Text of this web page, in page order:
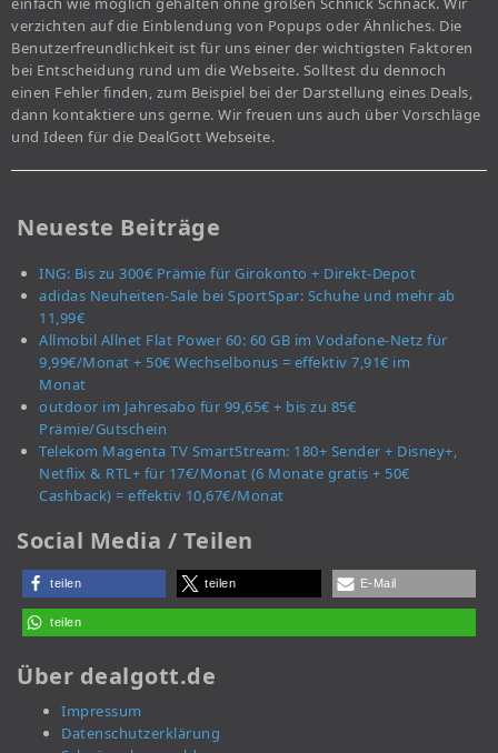
verzichten auf die Einblendung von Popups oder Ähnliches. Die
Benutzerfreundlichkeit ist für uns einer der wichtigsten Faktoren
bei Entscheidung rund um die Webseite. Solltest du dennoch
einen Fehler finden, zum Beispiel bei der Darstellung eines Deals,
dann kontaktiere uns gerne. Wir freuen uns auch über Vorschläge
und Ideen für die DealGott Webseite.
Neueste Beiträge
ING: Bis zu 300€ Prämie für Girokonto + Direkt-Depot
adidas Neuheiten-Sale bei SportSpar: Schuhe und mehr ab
11,99€
Allmobil Allnet Flat Power 60: 60 GB im Vodafone-Netz für
9,99€/Monat + 50€ Wechselbonus = effektiv 7,91€ im
Monat
outdoor im Jahresabo für 99,65€ + bis zu 85€
Prämie/Gutschein
Telekom Magenta TV SmartStream: 180+ Sender + Disney+,
Netflix & RTL+ für 17€/Monat (6 Monate gratis + 50€
Cashback) = effektiv 10,67€/Monat
Social Media / Teilen
teilen teilen E-Mail
teilen
Über dealgott.de
Impressum
Datenschutzerklärung